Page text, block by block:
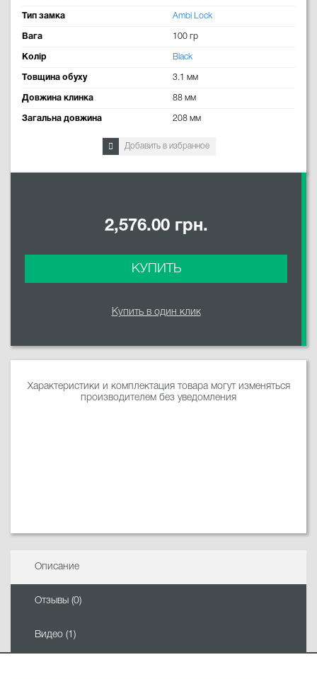
Тип замка Ambi Lock
Вага 100 гр
Колір Black
Товщина обуху 3.1 мм
Довжина клинка 88 мм
Загальна довжина 208 мм
Добавить в избранное
2,576.00 грн.
КУПИТЬ
Купить в один клик
Характеристики и комплектация товара могут изменяться
производителем без уведомления
Описание
Отзывы (0)
Видео (1)